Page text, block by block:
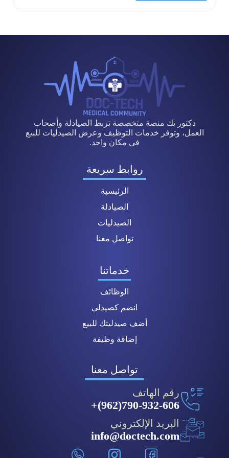
دكتور تك منصة متخصصة تربط الصيادلة وأصحاب
العمل، وتوفر خدمات التوظيف وعرض الصيدليات للبيع
في مكان واحد.
روابط سريعة
الرئيسية
الصيادلة
الصيدليات
تواصل معنا
خدماتنا
الوظائف
انضم كصيدلي
أضف صيدليتك للبيع
إضافة وظيفة
تواصل معنا
رقم الهاتف
790-932-606(962)+
البريد الإلكتروني
info@doctech.com